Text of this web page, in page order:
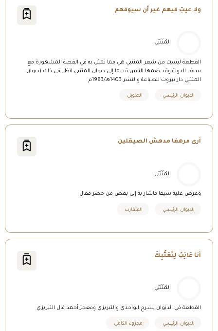
ولا عيبَ فيهم غير أن سيوفهم
المُتَنَبّي
القطعة ليست من شعر المتنبي هي مما تمثل به في القصة المشهورة مع
سيف الدولة وقد ضمها الناس قديما إلى ديوان المتنبي انظر في ذلك (ديوان
المتنبي دار بيروت للطباعة والنشر 1403هـ/1983م
الديوان الرئيسي الطويل
أرى مرهفا مدهش الصيقلين
المُتَنَبّي
وعرض عليه سيفا فاشار به إلى بعض من حضر فقال
الديوان الرئيسي المتقارب
أنا عَاتِبٌ لِتَعَتُّبِكَ
المُتَنَبّي
القطعة في الديوان بشرح الواحدي والتبريزي ومعجز أحمد قال التبريزي
الديوان الرئيسي مجزوء الكامل